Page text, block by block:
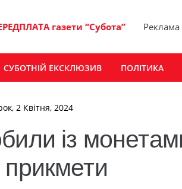
газети “Субота” Реклама
СУБОТНІЙ ЕКСКЛЮЗИВ ПОЛІТИКА
2 Квітня, 2024
із
прикмети